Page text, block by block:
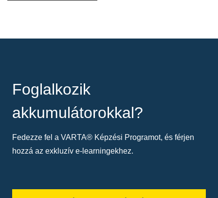
Foglalkozik
akkumulátorokkal?
Fedezze fel a VARTA® Képzési Programot, és férjen
hozzá az exkluzív e-learningekhez.